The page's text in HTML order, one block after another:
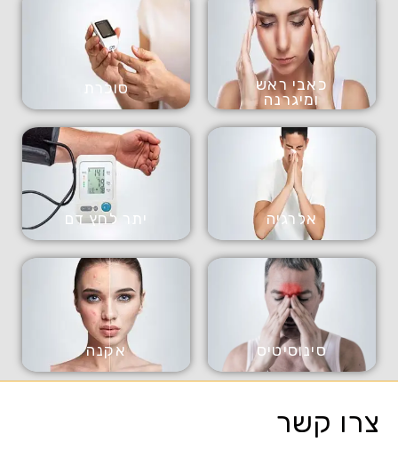
כאבי ראש
ומיגרנה
סוכרת
אלרגיה יתר לחץ דם
סינוסיטיס אקנה
צרו קשר